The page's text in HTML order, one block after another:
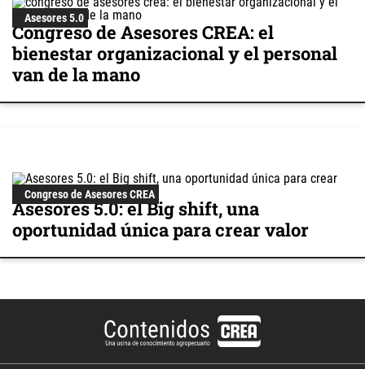
Asesores 5.0
Congreso de Asesores CREA: el
bienestar organizacional y el personal
van de la mano
Congreso de Asesores CREA
Asesores 5.0: el Big shift, una
oportunidad única para crear valor